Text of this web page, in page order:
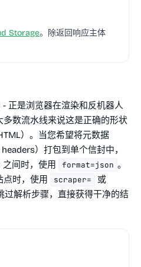
Storage。除返回响应主体
正是浏览器在渲染和反机器人
数流水线来说这是正确的形状
）。当您希望将元数据
）打包到单个信封中，
间时，使用
format=json 。
点时，使用
scraper= 或
过解析步骤，直接获得干净的结